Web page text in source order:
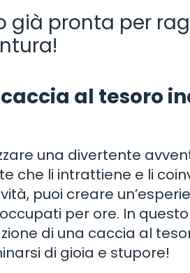
già pronta per
al tesoro
una divertente
che li intrattiene e li
puoi creare
per ore. In
di una caccia al
di gioia e stupore!